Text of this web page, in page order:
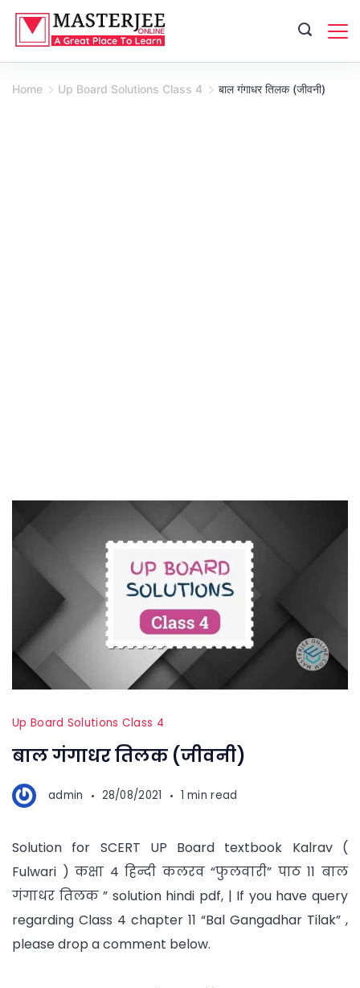
Skip
content
Home Up Board Solutions Class 4 बाल गंगाधर तिलक (जीवनी)
Up Board Solutions Class 4
बाल गंगाधर तिलक (जीवनी)
admin 28/08/2021 1 min read
Solution for SCERT UP Board textbook Kalrav (
Fulwari ) कक्षा 4 हिन्दी कलरव “फुलवारी” पाठ 11 बाल
गंगाधर तिलक ” solution hindi pdf, | If you have query
regarding Class 4 chapter 11 “Bal Gangadhar Tilak” ,
please drop a comment below.